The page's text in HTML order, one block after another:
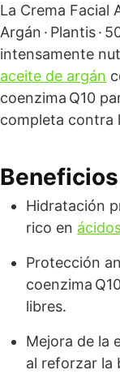
La Crema Facial
Argán · Plantis ·
intensamente
aceite de argán
coenzima Q10
completa contra
Hidratación
rico en
Protección
coenzima
libres.
Mejora de la
al reforzar la